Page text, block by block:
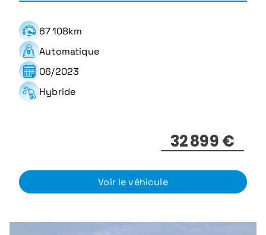
67 108km
Automatique
06/2023
Hybride
32 899 €
Voir le véhicule